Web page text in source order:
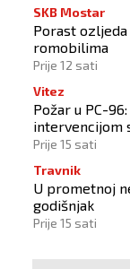
SKB Mostar
Porast
romobilima
Prije 12 sati
Vitez
Požar u PC-
intervencijom
na okolne
Prije 15 sati
Travnik
U prometnoj
godišnjak
Prije 15 sati